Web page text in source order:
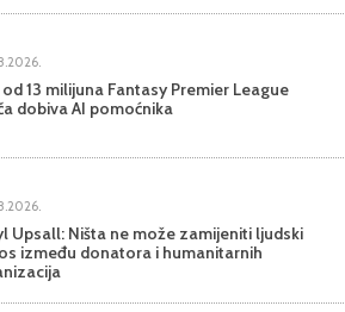
od 13 milijuna Fantasy Premier League
dobiva AI pomoćnika
Upsall: Ništa ne može zamijeniti ljudski
između donatora i humanitarnih